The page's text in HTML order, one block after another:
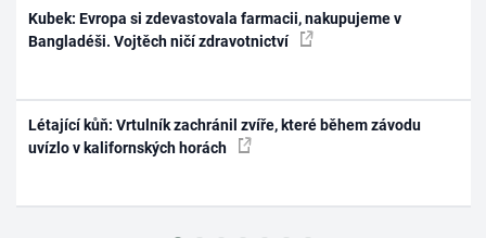
Kubek: Evropa si zdevastovala farmacii, nakupujeme v
Bangladéši. Vojtěch ničí zdravotnictví
Létající kůň: Vrtulník zachránil zvíře, které během závodu
uvízlo v kalifornských horách